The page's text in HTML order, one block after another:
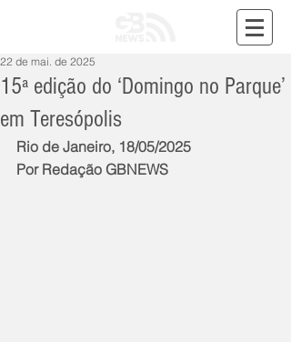
15ª edição do ‘Domingo no Parque’
em Teresópolis
22 de mai. de 2025
Rio de Janeiro, 18/05/2025
Por Redação GBNEWS